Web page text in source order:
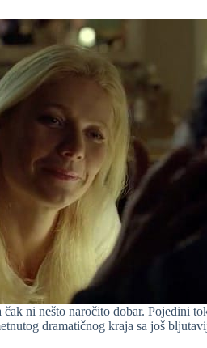
ni nešto naročito dobar. Pojedini
dramatičnog kraja sa još